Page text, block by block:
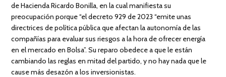
de Hacienda Ricardo Bonilla, en la cual manifiesta su
preocupación porque “el decreto 929 de 2023 “emite unas
directrices de política pública que afectan la autonomía de las
compañías para evaluar sus riesgos a la hora de ofrecer energía
en el mercado en Bolsa”. Su reparo obedece a que le están
cambiando las reglas en mitad del partido, y no hay nada que le
cause más desazón a los inversionistas.